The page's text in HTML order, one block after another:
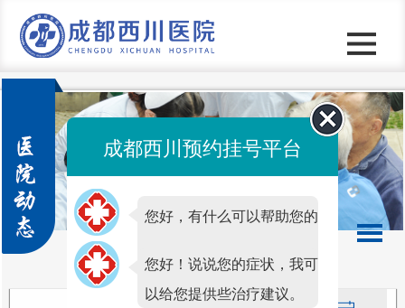
成都西川预约挂号平台
您好，有什么可以帮助您的
吗？
您好！说说您的症状，我可
以给您提供些治疗建议。